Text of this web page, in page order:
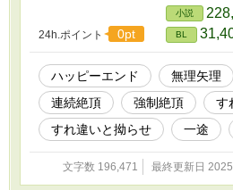
人の同棲生活が始
士の不器用な長編恋
※第4章と第6章は性
しめです。苦手な方
24h.ポイント 0pt
小説
BL
ハッピーエンド 無理矢理
連続絶頂
強制絶頂
す
すれ違いと拗らせ
一途
文字数 196,471 最終更新日